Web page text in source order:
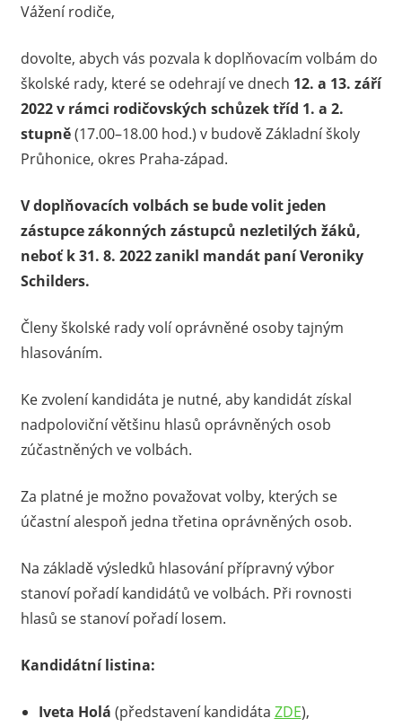
Vážení rodiče,
dovolte, abych vás pozvala k doplňovacím volbám do
školské rady, které se odehrají ve dnech 12. a 13. září
2022 v rámci rodičovských schůzek tříd 1. a 2.
stupně(17.00–18.00 hod.) v budově Základní školy
Průhonice, okres Praha-západ.
V doplňovacích volbách se bude volit jeden
zástupce zákonných zástupců nezletilých žáků,
neboť k 31. 8. 2022 zanikl mandát paní Veroniky
Schilders.
Členy školské rady volí oprávněné osoby tajným
hlasováním.
Ke zvolení kandidáta je nutné, aby kandidát získal
nadpoloviční většinu hlasů oprávněných osob
zúčastněných ve volbách.
Za platné je možno považovat volby, kterých se
účastní alespoň jedna třetina oprávněných osob.
Na základě výsledků hlasování přípravný výbor
stanoví pořadí kandidátů ve volbách. Při rovnosti
hlasů se stanoví pořadí losem.
Kandidátní listina:
Iveta Holá (představení kandidáta ZDE),